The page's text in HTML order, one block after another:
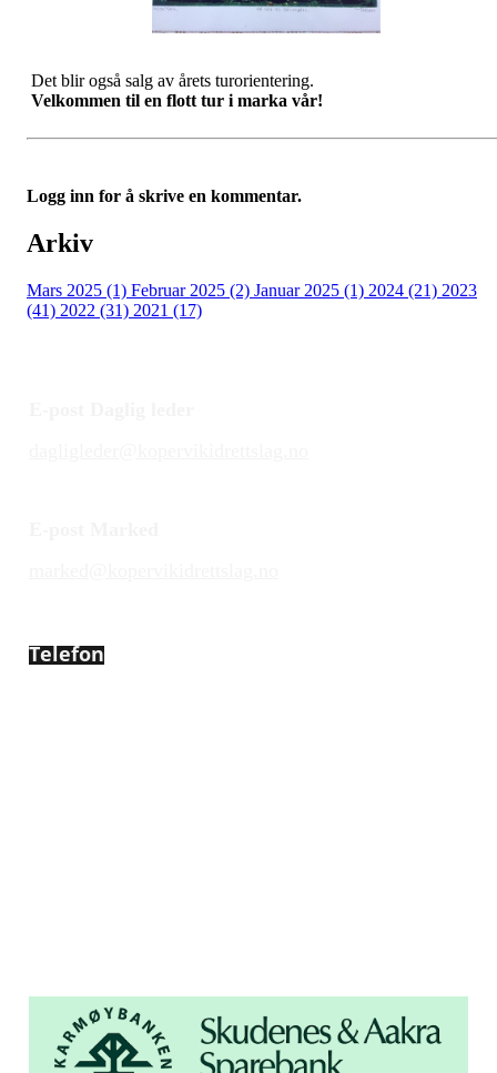
Det blir også salg av årets turorientering.
Velkommen til en flott tur i marka vår!
Logg inn for å skrive en kommentar.
Arkiv
Mars 2025 (1) Februar 2025 (2) Januar 2025 (1) 2024 (21) 2023
(41) 2022 (31) 2021 (17)
Telefon